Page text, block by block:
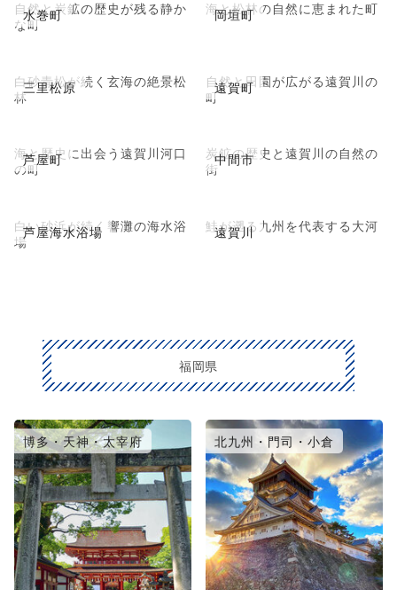
水巻町
自然と炭鉱の歴史が残る静か
な町
岡垣町
海と松林の自然に恵まれた町
三里松原
白砂青松が続く玄海の絶景松
林
遠賀町
自然と田園が広がる遠賀川の
町
芦屋町
海と歴史に出会う遠賀川河口
の町
中間市
炭鉱の歴史と遠賀川の自然の
街
芦屋海水浴場
白い砂浜が続く響灘の海水浴
場
遠賀川
鮭が遡る九州を代表する大河
福岡県
博多・天神・太宰府 北九州・門司・小倉